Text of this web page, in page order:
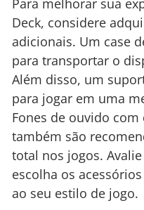
Deck, considere
adicionais. Um case
para transportar o
Além disso, um
para jogar em uma
Fones de ouvido
também são
total nos jogos.
escolha os
ao seu estilo de jogo.